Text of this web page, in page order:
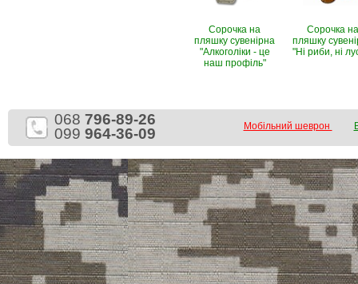
Сорочка на
пляшку сувенірна
"Алкоголіки - це
наш профіль"
Сорочка на
пляшку
"Ні риби, ні
068 796-89-26
099 964-36-09 Мобільний шеврон